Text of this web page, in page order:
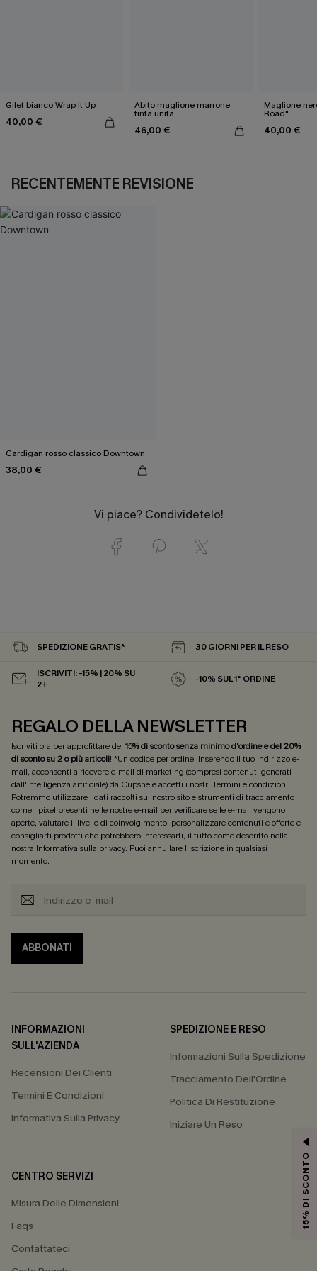
Gilet bianco Wrap It Up
40,00 €
Abito maglione marrone
tinta unita
46,00 €
Maglione
Road"
40,00 €
RECENTEMENTE REVISIONE
Cardigan rosso classico Downtown
38,00 €
Vi piace? Condividetelo!
SPEDIZIONE GRATIS* 30 GIORNI PER IL RESO
ISCRIVITI: -15% | 20% SU
2+
-10% SUL 1° ORDINE
REGALO DELLA NEWSLETTER
Iscriviti ora per approfittare del 15% di sconto senza minimo d'ordine e del 20%
di sconto su 2 o più articoli! *Un codice per ordine. Inserendo il tuo indirizzo e-
mail, acconsenti a ricevere e-mail di marketing (compresi contenuti generati
dall'intelligenza artificiale) da Cupshe e accetti i nostri Termini e condizioni.
Potremmo utilizzare i dati raccolti sul nostro sito e strumenti di tracciamento
come i pixel presenti nelle nostre e-mail per verificare se le e-mail vengono
aperte, valutare il livello di coinvolgimento, personalizzare contenuti e offerte e
consigliarti prodotti che potrebbero interessarti, il tutto come descritto nella
nostra Informativa sulla privacy. Puoi annullare l'iscrizione in qualsiasi
momento.
ABBONATI
INFORMAZIONI
SULL'AZIENDA
Recensioni Dei Clienti
Termini E Condizioni
Informativa Sulla Privacy
SPEDIZIONE E RESO
Informazioni Sulla Spedizione
Tracciamento Dell'Ordine
Politica Di Restituzione
Iniziare Un Reso
CENTRO SERVIZI
Misura Delle Dimensioni
Faqs
Contattateci
15% DI SCONTO